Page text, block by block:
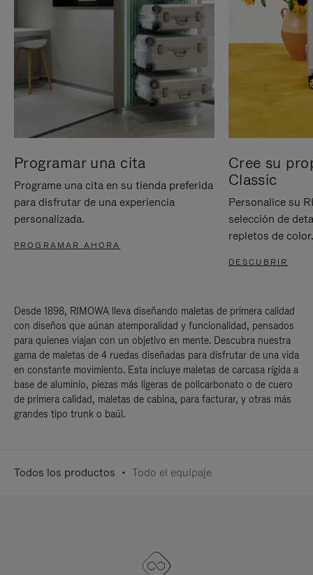
Programar una cita
Programe una cita en su tienda preferida
para disfrutar de una experiencia
personalizada.
PROGRAMAR AHORA
Cree su
Classic
Personalice su
selección de
repletos de color.
DESCUBRIR
Desde 1898, RIMOWA lleva diseñando maletas de primera calidad
con diseños que aúnan atemporalidad y funcionalidad, pensados
para quienes viajan con un objetivo en mente. Descubra nuestra
gama de maletas de 4 ruedas diseñadas para disfrutar de una vida
en constante movimiento. Esta incluye maletas de carcasa rígida a
base de aluminio, piezas más ligeras de policarbonato o de cuero
de primera calidad, maletas de cabina, para facturar, y otras más
grandes tipo trunk o baúl.
Todos los productos Todo el equipaje